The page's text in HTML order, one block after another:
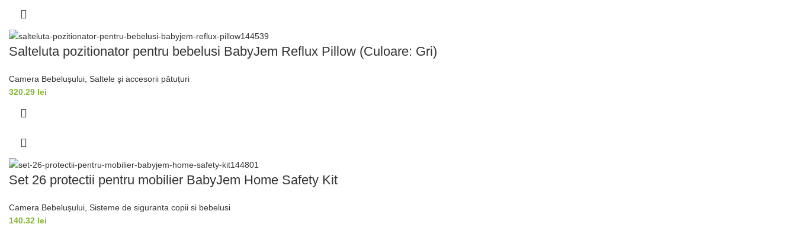
Salteluta pozitionator pentru bebelusi BabyJem Reflux Pillow (Culoare: Gri)
Camera Bebelușului ,Saltele şi accesorii pǎtuțuri
320.29 lei
Set 26 protectii pentru mobilier BabyJem Home Safety Kit
Camera Bebelușului,Sisteme de siguranta copii si bebelusi
140.32 lei